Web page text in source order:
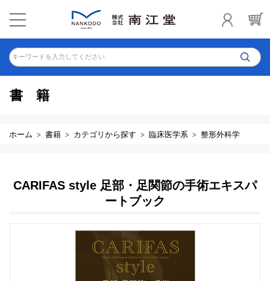
キーワードを入力してください
書籍
ホーム 書籍 カテゴリから探す 臨床医学系 整形外科学
CARIFAS style 足部・足関節の手術エキスパ
ートブック